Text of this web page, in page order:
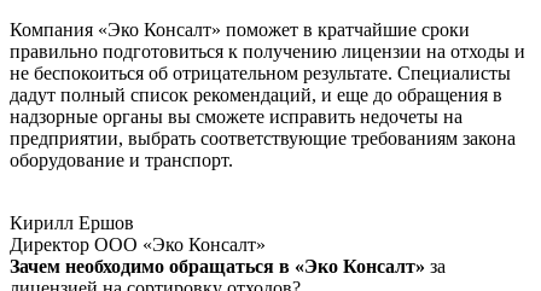
Компания «Эко Консалт» поможет в кратчайшие сроки
правильно подготовиться к получению лицензии на отходы и
не беспокоиться об отрицательном результате. Специалисты
дадут полный список рекомендаций, и еще до обращения в
надзорные органы вы сможете исправить недочеты на
предприятии, выбрать соответствующие требованиям закона
оборудование и транспорт.
Кирилл Ершов
Директор ООО «Эко Консалт»
Зачем необходимо обращаться в «Эко Консалт» за